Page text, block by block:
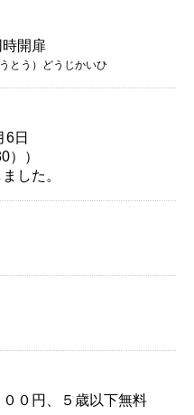
開扉
とう）どうじかいひ
6日
））
した。
０円、５歳以下無料